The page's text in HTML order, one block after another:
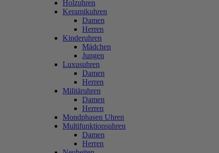
Holzuhren
Keramikuhren
Damen
Herren
Kinderuhren
Mädchen
Jungen
Luxusuhren
Damen
Herren
Militäruhren
Damen
Herren
Mondphasen Uhren
Multifunktionsuhren
Damen
Herren